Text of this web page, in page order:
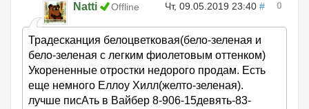
Natti Offline Чт, 09.05.2019 23:40 # 0
Традесканция белоцветковая(бело-зеленая и
бело-зеленая с легким фиолетовым оттенком)
Укорененные отростки недорого продам. Есть
еще немного Еллоу Хилл(желто-зеленая).
лучше писАть в Вайбер 8-906-15девять-83-